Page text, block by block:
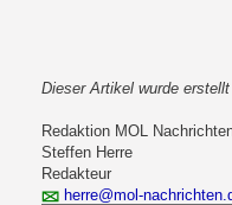
Dieser Artikel wurde
Redaktion MOL
Steffen Herre
Redakteur
herre@mol-